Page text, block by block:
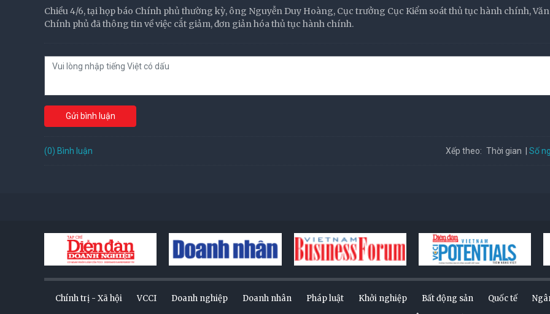
Chiều 4/6, tại họp báo Chính phủ thường kỳ, ông Nguyễn Duy Hoàng, Cục trưởng Cục Kiểm soát thủ tục hành chính,
Chính phủ đã thông tin về việc cắt giảm, đơn giản hóa thủ tục hành chính.
Gửi bình luận
(0) Bình luận Xếp theo: Thời gian Số
Chính trị - Xã hội VCCI Doanh nghiệp Doanh nhân Pháp luật Khởi nghiệp Bất động sản Quốc tế